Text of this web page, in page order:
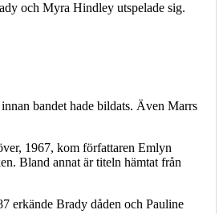
och Myra Hindley utspelade sig.
bandet hade bildats. Även Marrs
1967, kom författaren Emlyn
Bland annat är titeln hämtat från
erkände Brady dåden och Pauline